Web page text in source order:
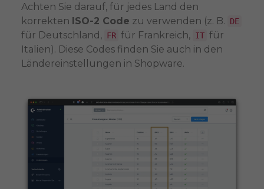
Achten Sie darauf, für jedes Land den
korrekten ISO-2 Code zu verwenden (z. B. DE
für Deutschland, FR für Frankreich, IT für
Italien). Diese Codes finden Sie auch in den
Ländereinstellungen in Shopware.